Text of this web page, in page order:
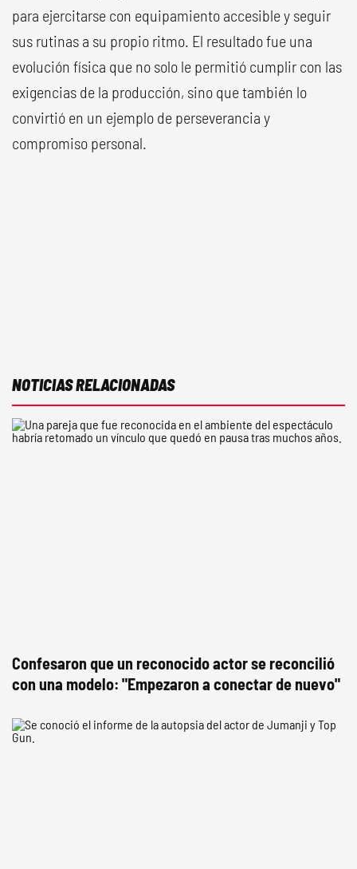
para ejercitarse con equipamiento accesible y seguir
sus rutinas a su propio ritmo. El resultado fue una
evolución física que no solo le permitió cumplir con las
exigencias de la producción, sino que también lo
convirtió en un ejemplo de perseverancia y
compromiso personal.
NOTICIAS RELACIONADAS
Confesaron que un reconocido actor se reconcilió
con una modelo: "Empezaron a conectar de nuevo"